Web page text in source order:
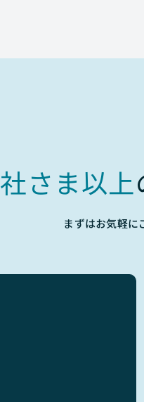
社さま以上
まずはお気軽に